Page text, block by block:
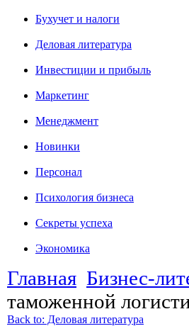
Бухучет и налоги
Деловая литература
Инвестиции и прибыль
Маркетинг
Менеджмент
Новинки
Персонал
Психология бизнеса
Секреты успеха
Экономика
Главная Бизнес-
таможенной
Back to: Деловая литература